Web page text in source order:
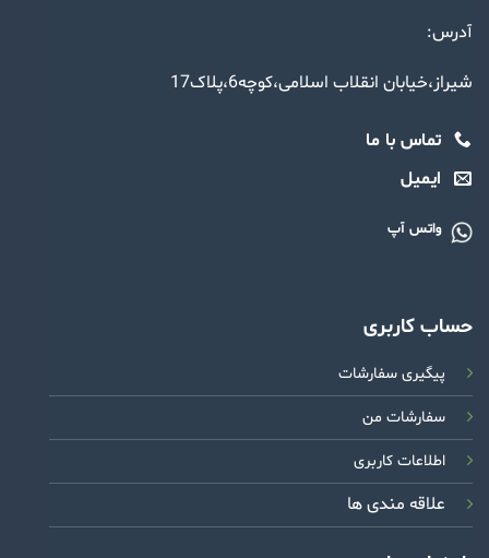
آدرس:
شیراز،خیابان انقلاب اسلامی،کوچه6،پلاک17
تماس با ما
ایمیل
واتس آپ
حساب کاربری
پیگیری سفارشات
سفارشات من
اطلاعات کاربری
علاقه مندی ها